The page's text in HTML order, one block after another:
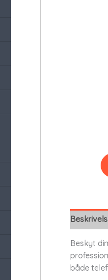
Beskyt
både